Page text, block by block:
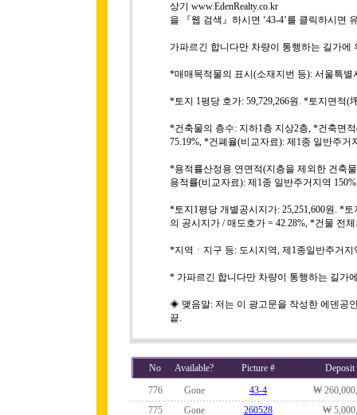
상기 www.EdenRealty.co.kr
을 『웹 검색』하시면 ‘43-4’를 클릭하시면
가파르긴 합니다만 차량이 통행하는 길가에
*매매목적물의 표시(소재지번 등): 서울특별
*토지 1평당 호가: 59,729,266원. *토지면적(
*건축물의 층수: 지하1층 지상2층, *건축면
75.19%, *건폐율(비교자료): 제1종 일반주거
*용적률산정용 연면적(지층을 제외한 건축
용적률(비교자료): 제1종 일반주거지역
*토지1평당 개별공시지가: 25,251,600원. *
의 공시지가 / 매도호가 = 42.28%, *건물 전
*지역ㆍ지구 등: 도시지역, 제1종일반주거지
* 가파르긴 합니다만 차량이 통행하는 길가
◈ 맺음말: 저는 이 광고문을 작성한 에덴공
끝.
No Available? Picture #
Deposit
776
Gone 43-4
₩
775
Gone 260528
₩